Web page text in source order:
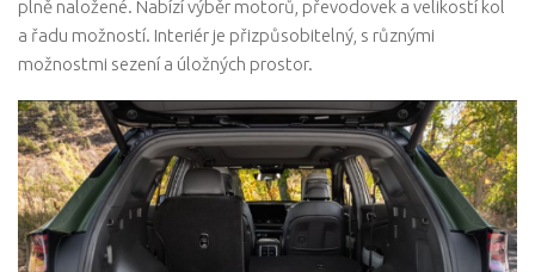
plně naložené. Nabízí výběr motorů, převodovek a velikostí kol
a řadu možností. Interiér je přizpůsobitelný, s různými
možnostmi sezení a úložných prostor.